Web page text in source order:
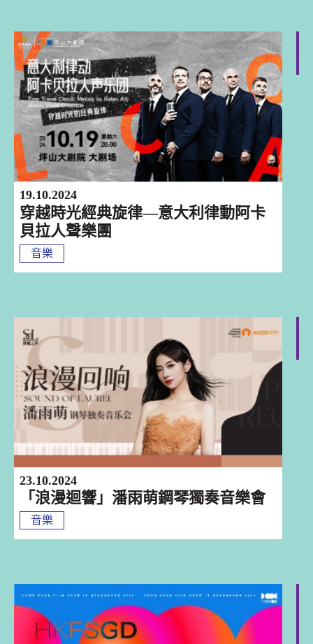
19.10.2024
穿越時光經典旋律—意大利律動阿卡
貝拉人聲樂團
音樂
23.10.2024
「浪漫迴響」潘雨萌鋼琴獨奏音樂會
音樂